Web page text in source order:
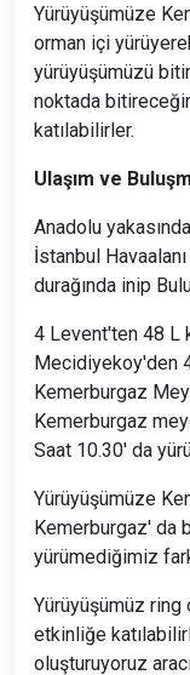
Yürüyüşümüze
orman içi
yürüyüşümüzü
noktada
katılabilirler.
Ulaşım ve
Anadolu
İstanbul
durağında inip
4 Levent'ten 48 L
Mecidiyekoy'den
Kemerburgaz
Kemerburgaz
Saat 10.30' da
Yürüyüşümüze
Kemerburgaz' da
yürümediğimiz
Yürüyüşümüz
etkinliğe
oluşturuyoruz